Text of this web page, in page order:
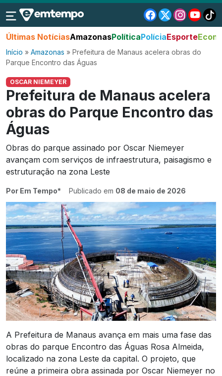
Últimas NotíciasAmazonasPolíticaPolíciaEsporte
Início » Amazonas » Prefeitura de Manaus acelera obras do
Parque Encontro das Águas
OSCAR NIEMEYER
Prefeitura de Manaus acelera
obras do Parque Encontro das
Águas
Obras do parque assinado por Oscar Niemeyer
avançam com serviços de infraestrutura, paisagismo e
estruturação na zona Leste
Por Em Tempo* Publicado em 08 de maio de 2026
A Prefeitura de Manaus avança em mais uma fase das
obras do parque Encontro das Águas Rosa Almeida,
localizado na zona Leste da capital. O projeto, que
reúne a primeira obra assinada por Oscar Niemeyer no